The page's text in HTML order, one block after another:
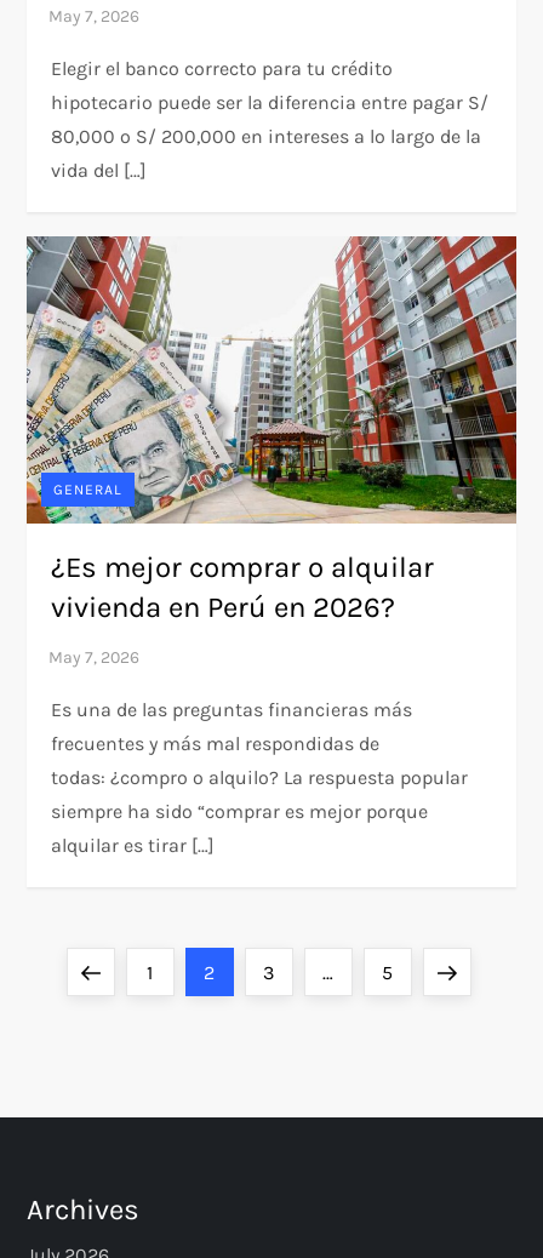
Elegir el banco correcto para tu crédito
hipotecario puede ser la diferencia entre pagar S/
80,000 o S/ 200,000 en intereses a lo largo de la
vida del […]
GENERAL
¿Es mejor comprar o alquilar
vivienda en Perú en 2026?
Es una de las preguntas financieras más
frecuentes y más mal respondidas de
todas: ¿compro o alquilo? La respuesta popular
siempre ha sido “comprar es mejor porque
alquilar es tirar […]
s
PreviousPage
1 Page
2 Page
3 … Page
5 Next
Archives